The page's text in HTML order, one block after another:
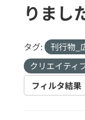
りまし
タグ: 刊行物_
クリエイティ
フィルタ結果